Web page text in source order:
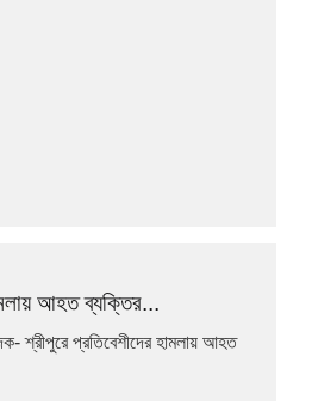
আহত ব্যক্তির...
শ্রীপুরে প্রতিবেশীদের হামলায় আহত